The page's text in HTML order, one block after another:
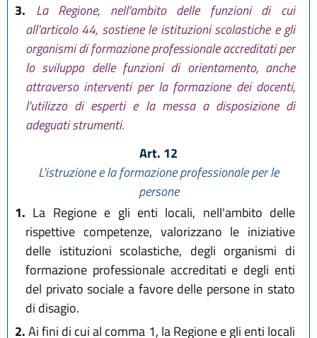
3.
La Regione, nell'ambito delle funzioni di cui
all'articolo 44, sostiene le istituzioni scolastiche e gli
organismi di formazione professionale accreditati per
lo sviluppo delle funzioni di orientamento, anche
attraverso interventi per la formazione dei docenti,
l'utilizzo di esperti e la messa a disposizione di
adeguati strumenti.
Art. 12
L'istruzione e la formazione professionale per le
persone
1. La Regione e gli enti locali, nell'ambito delle
rispettive competenze, valorizzano le iniziative
delle istituzioni scolastiche, degli organismi di
formazione professionale accreditati e degli enti
del privato sociale a favore delle persone in stato
di disagio.
2.Ai fini di cui al comma 1, la Regione e gli enti locali